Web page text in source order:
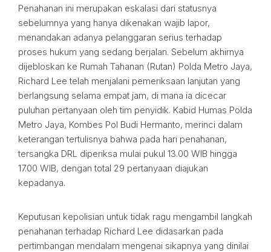
Penahanan ini merupakan eskalasi dari statusnya
sebelumnya yang hanya dikenakan wajib lapor,
menandakan adanya pelanggaran serius terhadap
proses hukum yang sedang berjalan. Sebelum akhirnya
dijebloskan ke Rumah Tahanan (Rutan) Polda Metro Jaya,
Richard Lee telah menjalani pemeriksaan lanjutan yang
berlangsung selama empat jam, di mana ia dicecar
puluhan pertanyaan oleh tim penyidik. Kabid Humas Polda
Metro Jaya, Kombes Pol Budi Hermanto, merinci dalam
keterangan tertulisnya bahwa pada hari penahanan,
tersangka DRL diperiksa mulai pukul 13.00 WIB hingga
17.00 WIB, dengan total 29 pertanyaan diajukan
kepadanya.
Keputusan kepolisian untuk tidak ragu mengambil langkah
penahanan terhadap Richard Lee didasarkan pada
pertimbangan mendalam mengenai sikapnya yang dinilai